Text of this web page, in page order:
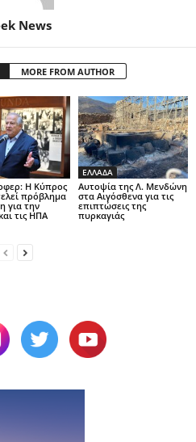
News
MORE FROM AUTHOR
Η Κύπρος
πρόβλημα
για την
τις ΗΠΑ
ΕΛΛΑΔΑ
Αυτοψία της Λ. Μενδώνη
στα Αιγόσθενα για τις
επιπτώσεις της
πυρκαγιάς